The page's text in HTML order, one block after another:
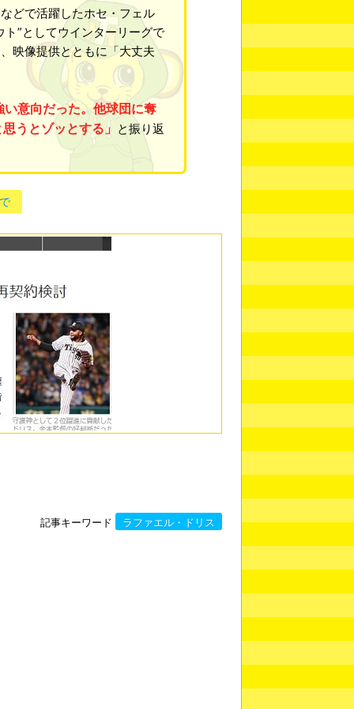
どで活躍したホセ・フェル
”としてウインターリーグで
映像提供とともに「大丈夫
意向だった。他球団に奪
うとゾッとする」 と振り返
記事キーワード ラファエル・ドリス